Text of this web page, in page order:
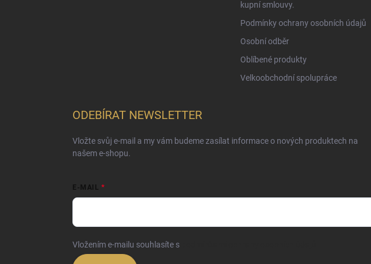
kupní smlouvy.
Podmínky ochrany osobních údajů
Osobní odběr
Oblíbené produkty
Velkoobchodní spolupráce
ODEBÍRAT NEWSLETTER
Vložte svůj e-mail a my vám budeme zasílat informace o nových produktech na
našem e-shopu.
E-MAIL
Vložením e-mailu souhlasíte s